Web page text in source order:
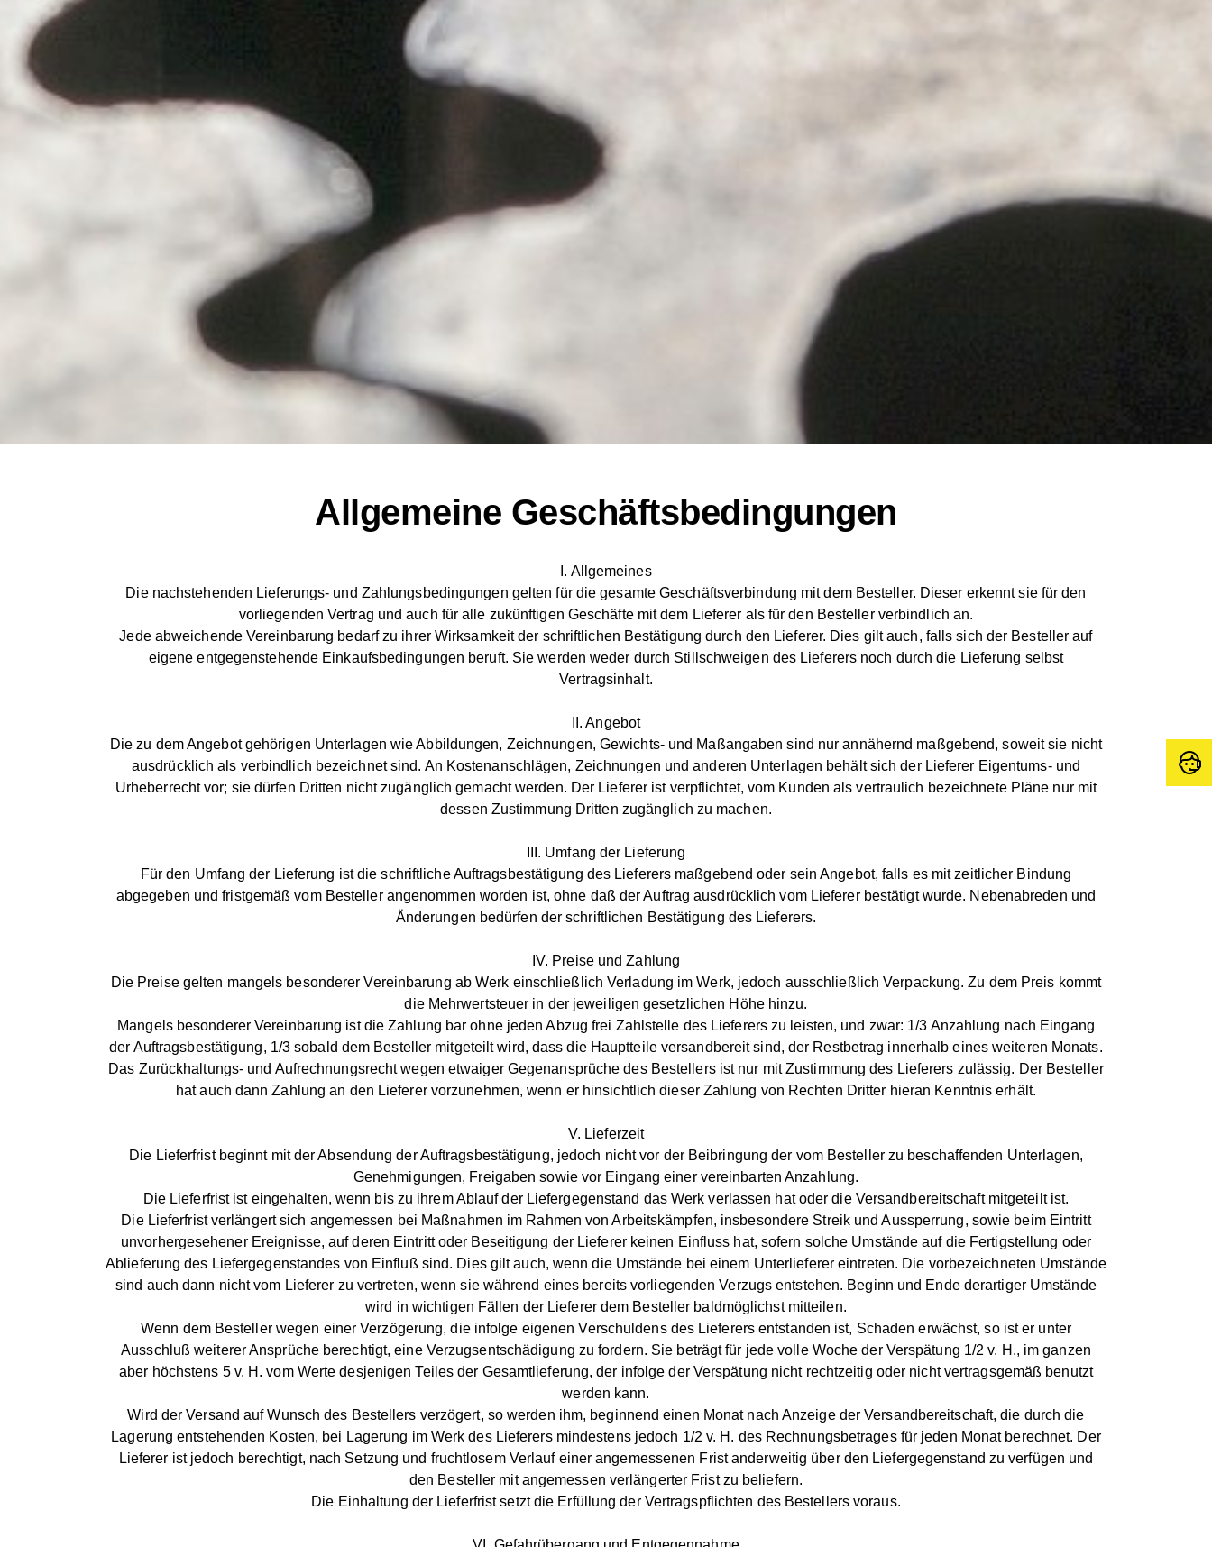
Allgemeine Geschäftsbedingungen
I. Allgemeines
Die nachstehenden Lieferungs- und Zahlungsbedingungen gelten für die gesamte Geschäftsverbindung mit dem Besteller. Dieser erkennt sie für den
vorliegenden Vertrag und auch für alle zukünftigen Geschäfte mit dem Lieferer als für den Besteller verbindlich an.
Jede abweichende Vereinbarung bedarf zu ihrer Wirksamkeit der schriftlichen Bestätigung durch den Lieferer. Dies gilt auch, falls sich der Besteller auf
eigene entgegenstehende Einkaufsbedingungen beruft. Sie werden weder durch Stillschweigen des Lieferers noch durch die Lieferung selbst
Vertragsinhalt.
II. Angebot
Die zu dem Angebot gehörigen Unterlagen wie Abbildungen, Zeichnungen, Gewichts- und Maßangaben sind nur annähernd maßgebend, soweit sie nicht
ausdrücklich als verbindlich bezeichnet sind. An Kostenanschlägen, Zeichnungen und anderen Unterlagen behält sich der Lieferer Eigentums- und
Urheberrecht vor; sie dürfen Dritten nicht zugänglich gemacht werden. Der Lieferer ist verpflichtet, vom Kunden als vertraulich bezeichnete Pläne nur mit
dessen Zustimmung Dritten zugänglich zu machen.
III. Umfang der Lieferung
Für den Umfang der Lieferung ist die schriftliche Auftragsbestätigung des Lieferers maßgebend oder sein Angebot, falls es mit zeitlicher Bindung
abgegeben und fristgemäß vom Besteller angenommen worden ist, ohne daß der Auftrag ausdrücklich vom Lieferer bestätigt wurde. Nebenabreden und
Änderungen bedürfen der schriftlichen Bestätigung des Lieferers.
IV. Preise und Zahlung
Die Preise gelten mangels besonderer Vereinbarung ab Werk einschließlich Verladung im Werk, jedoch ausschließlich Verpackung. Zu dem Preis kommt
die Mehrwertsteuer in der jeweiligen gesetzlichen Höhe hinzu.
Mangels besonderer Vereinbarung ist die Zahlung bar ohne jeden Abzug frei Zahlstelle des Lieferers zu leisten, und zwar: 1/3 Anzahlung nach Eingang
der Auftragsbestätigung, 1/3 sobald dem Besteller mitgeteilt wird, dass die Hauptteile versandbereit sind, der Restbetrag innerhalb eines weiteren Monats.
Das Zurückhaltungs- und Aufrechnungsrecht wegen etwaiger Gegenansprüche des Bestellers ist nur mit Zustimmung des Lieferers zulässig. Der Besteller
hat auch dann Zahlung an den Lieferer vorzunehmen, wenn er hinsichtlich dieser Zahlung von Rechten Dritter hieran Kenntnis erhält.
V. Lieferzeit
Die Lieferfrist beginnt mit der Absendung der Auftragsbestätigung, jedoch nicht vor der Beibringung der vom Besteller zu beschaffenden Unterlagen,
Genehmigungen, Freigaben sowie vor Eingang einer vereinbarten Anzahlung.
Die Lieferfrist ist eingehalten, wenn bis zu ihrem Ablauf der Liefergegenstand das Werk verlassen hat oder die Versandbereitschaft mitgeteilt ist.
Die Lieferfrist verlängert sich angemessen bei Maßnahmen im Rahmen von Arbeitskämpfen, insbesondere Streik und Aussperrung, sowie beim Eintritt
unvorhergesehener Ereignisse, auf deren Eintritt oder Beseitigung der Lieferer keinen Einfluss hat, sofern solche Umstände auf die Fertigstellung oder
Ablieferung des Liefergegenstandes von Einfluß sind. Dies gilt auch, wenn die Umstände bei einem Unterlieferer eintreten. Die vorbezeichneten Umstände
sind auch dann nicht vom Lieferer zu vertreten, wenn sie während eines bereits vorliegenden Verzugs entstehen. Beginn und Ende derartiger Umstände
wird in wichtigen Fällen der Lieferer dem Besteller baldmöglichst mitteilen.
Wenn dem Besteller wegen einer Verzögerung, die infolge eigenen Verschuldens des Lieferers entstanden ist, Schaden erwächst, so ist er unter
Ausschluß weiterer Ansprüche berechtigt, eine Verzugsentschädigung zu fordern. Sie beträgt für jede volle Woche der Verspätung 1/2 v. H., im ganzen
aber höchstens 5 v. H. vom Werte desjenigen Teiles der Gesamtlieferung, der infolge der Verspätung nicht rechtzeitig oder nicht vertragsgemäß benutzt
werden kann.
Wird der Versand auf Wunsch des Bestellers verzögert, so werden ihm, beginnend einen Monat nach Anzeige der Versandbereitschaft, die durch die
Lagerung entstehenden Kosten, bei Lagerung im Werk des Lieferers mindestens jedoch 1/2 v. H. des Rechnungsbetrages für jeden Monat berechnet. Der
Lieferer ist jedoch berechtigt, nach Setzung und fruchtlosem Verlauf einer angemessenen Frist anderweitig über den Liefergegenstand zu verfügen und
den Besteller mit angemessen verlängerter Frist zu beliefern.
Die Einhaltung der Lieferfrist setzt die Erfüllung der Vertragspflichten des Bestellers voraus.